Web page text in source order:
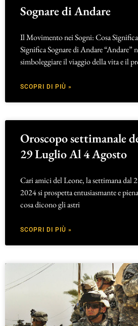
Sognare di Andare
Il Movimento nei Sogni: Cosa
Significa Sognare di Andare “Andare”
simboleggiare il viaggio della vita e il
SCOPRI DI PIÙ »
Oroscopo settimanale
29 Luglio Al 4 Agosto
Cari amici del Leone, la settimana dal
2024 si prospetta entusiasmante e
cosa dicono gli astri
SCOPRI DI PIÙ »